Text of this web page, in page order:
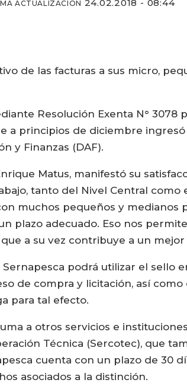
ACTUALIZACIÓN 24.02.2018 - 08:44
de las facturas a sus micro,
Resolución Exenta N° 3078
a principios de diciembre
y Finanzas (DAF).
Matus, manifestó su
tanto del Nivel Central
muchos pequeños y
plazo adecuado. Eso nos
a su vez contribuye a un
podrá utilizar el sello
de compra y licitación, así
para tal efecto.
a otros servicios e
Técnica (Sercotec), que
cuenta con un plazo de 30
asociados a la distinción.